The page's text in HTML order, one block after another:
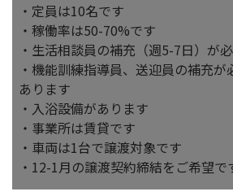
・定員は10名です
・稼働率は50-70%です
・生活相談員の補充（週5-7日）が
・機能訓練指導員、送迎員の補充
あります
・入浴設備があります
・事業所は賃貸です
・車両は1台で譲渡対象です
・12-1月の譲渡契約締結をご希望で